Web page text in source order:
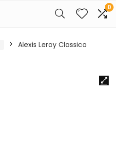
0
Alexis Leroy Classico